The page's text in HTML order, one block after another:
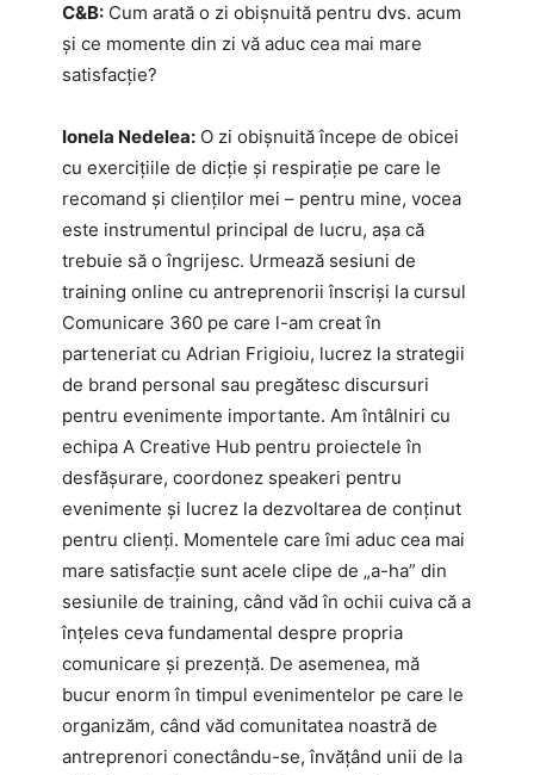
C&B: Cum arată o zi obișnuită pentru dvs. acum
și ce momente din zi vă aduc cea mai mare
satisfacție?
Ionela Nedelea: O zi obișnuită începe de obicei
cu exercițiile de dicție și respirație pe care le
recomand și clienților mei – pentru mine, vocea
este instrumentul principal de lucru, așa că
trebuie să o îngrijesc. Urmează sesiuni de
training online cu antreprenorii înscriși la cursul
Comunicare 360 pe care l-am creat în
parteneriat cu Adrian Frigioiu, lucrez la strategii
de brand personal sau pregătesc discursuri
pentru evenimente importante. Am întâlniri cu
echipa A Creative Hub pentru proiectele în
desfășurare, coordonez speakeri pentru
evenimente și lucrez la dezvoltarea de conținut
pentru clienți. Momentele care îmi aduc cea mai
mare satisfacție sunt acele clipe de „a-ha” din
sesiunile de training, când văd în ochii cuiva că a
înțeles ceva fundamental despre propria
comunicare și prezență. De asemenea, mă
bucur enorm în timpul evenimentelor pe care le
organizăm, când văd comunitatea noastră de
antreprenori conectându-se, învățând unii de la